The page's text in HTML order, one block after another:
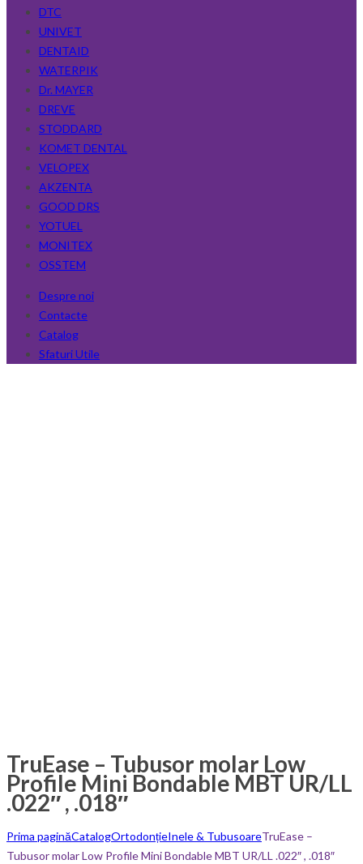
DTC
UNIVET
DENTAID
WATERPIK
Dr. MAYER
DREVE
STODDARD
KOMET DENTAL
VELOPEX
AKZENTA
GOOD DRS
YOTUEL
MONITEX
OSSTEM
Despre noi
Contacte
Catalog
Sfaturi Utile
TruEase – Tubusor molar Low
Profile Mini Bondable MBT UR/LL
.022″ , .018″
Prima paginăCatalogOrtodonțieInele & TubusoareTruEase –
Tubusor molar Low Profile Mini Bondable MBT UR/LL .022″ , .018″